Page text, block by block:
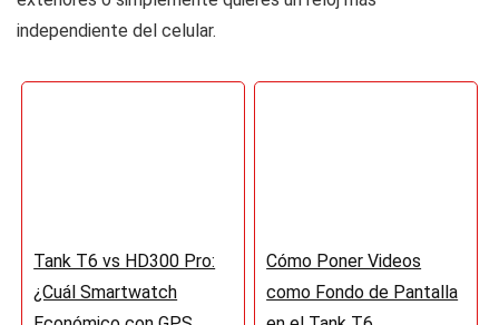
independiente del celular.
Tank T6 vs HD300 Pro:
¿Cuál Smartwatch
Cómo Poner Videos
como Fondo de Pantalla